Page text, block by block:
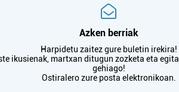
Azken berriak
Harpidetu zaitez gure buletin irekira!
ikusienak, martxan ditugun zozketa eta
gehiago!
Ostiralero zure posta elektronikoan.